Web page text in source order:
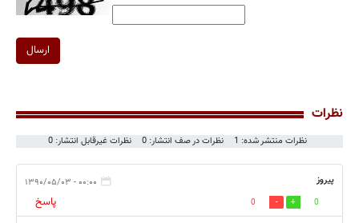
ارسال
نظرات
نظرات منتشر شده: 1 نظرات در صف انتشار: 0 نظرات غیرقابل انتشار: 0
پیروز ۰۰:۰۰ - ۱۳۹۰/۰۵/۰۳
0
0 پاسخ